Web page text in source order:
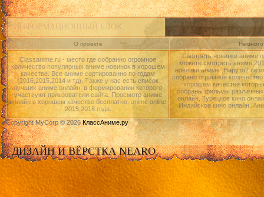
ИНФОРМАЦИОННЫЙ БЛОК
О проекте
Classanime.ru - место где собранно огромное
количество популярных аниме новинок в хорошем
качестве. Все аниме сортированно по годам
(2016,2015,2014 и тд). Также у нас есть список
лучших аниме онлайн, в формировании которого
участвуют пользователи сайта. Просмотр аниме
онлайн в хорошем качестве бесплатно. anime online
2015,2016 года.
Смотреть новинки аниме
можете смотреть аниме
новинки аниме: Наруто2
собрано огромное
хорошем качестве
собраны фильмы различных
онлайн, Турецкое кино
Индийское кино
Copyright MyCorp © 2026КлассАниме.ру
ДИЗАЙН И ВЁРСТКА NEARO